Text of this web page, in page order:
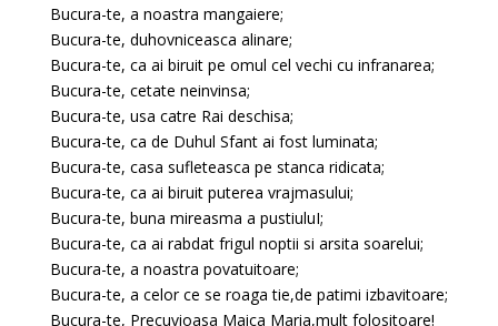
Bucura-te, a noastra mangaiere;
Bucura-te, duhovniceasca alinare;
Bucura-te, ca ai biruit pe omul cel vechi cu infranarea;
Bucura-te, cetate neinvinsa;
Bucura-te, usa catre Rai deschisa;
Bucura-te, ca de Duhul Sfant ai fost luminata;
Bucura-te, casa sufleteasca pe stanca ridicata;
Bucura-te, ca ai biruit puterea vrajmasului;
Bucura-te, buna mireasma a pustiuluI;
Bucura-te, ca ai rabdat frigul noptii si arsita soarelui;
Bucura-te, a noastra povatuitoare;
Bucura-te, a celor ce se roaga tie,de patimi izbavitoare;
Bucura-te, Precuvioasa Maica Maria,mult folositoare!